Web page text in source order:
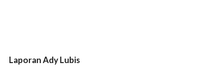
Laporan Ady Lubis